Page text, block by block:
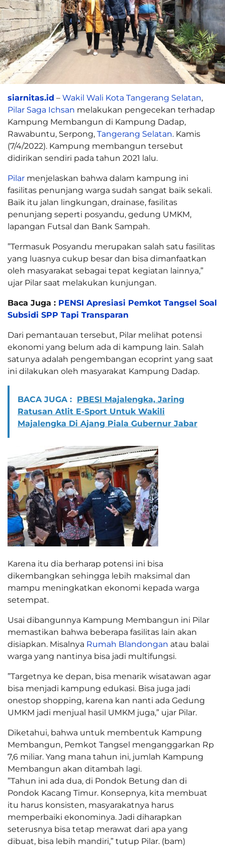
siarnitas.id – Wakil Wali Kota Tangerang Selatan,
Pilar Saga Ichsan melakukan pengecekan terhadap
Kampung Membangun di Kampung Dadap,
Rawabuntu, Serpong, Tangerang Selatan. Kamis
(7/4/2022). Kampung membangun tersebut
didirikan sendiri pada tahun 2021 lalu.
Pilar menjelaskan bahwa dalam kampung ini
fasilitas penunjang warga sudah sangat baik sekali.
Baik itu jalan lingkungan, drainase, fasilitas
penunjang seperti posyandu, gedung UMKM,
lapangan Futsal dan Bank Sampah.
”Termasuk Posyandu merupakan salah satu fasilitas
yang luasnya cukup besar dan bisa dimanfaatkan
oleh masyarakat sebagai tepat kegiatan lainnya,”
ujar Pilar saat melakukan kunjungan.
Baca Juga : PENSI Apresiasi Pemkot Tangsel Soal
Subsidi SPP Tapi Transparan
Dari pemantauan tersebut, Pilar melihat potensi
ekonomi yang belum ada di kampung lain. Salah
satunya adalah pengembangan ecoprint yang saat
ini dilakukan oleh masyarakat Kampung Dadap.
BACA JUGA : PBESI Majalengka, Jaring
Ratusan Atlit E-Sport Untuk Wakili
Majalengka Di Ajang Piala Gubernur Jabar
Karena itu dia berharap potensi ini bisa
dikembangkan sehingga lebih maksimal dan
mampu meningkatkan ekonomi kepada warga
setempat.
Usai dibangunnya Kampung Membangun ini Pilar
memastikan bahwa beberapa fasilitas lain akan
disiapkan. Misalnya Rumah Blandongan atau balai
warga yang nantinya bisa jadi multifungsi.
”Targetnya ke depan, bisa menarik wisatawan agar
bisa menjadi kampung edukasi. Bisa juga jadi
onestop shopping, karena kan nanti ada Gedung
UMKM jadi menjual hasil UMKM juga,” ujar Pilar.
Diketahui, bahwa untuk membentuk Kampung
Membangun, Pemkot Tangsel menganggarkan Rp
7,6 miliar. Yang mana tahun ini, jumlah Kampung
Membangun akan ditambah lagi.
”Tahun ini ada dua, di Pondok Betung dan di
Pondok Kacang Timur. Konsepnya, kita membuat
itu harus konsisten, masyarakatnya harus
memperbaiki ekonominya. Jadi diharapkan
seterusnya bisa tetap merawat dari apa yang
dibuat, bisa lebih mandiri,” tutup Pilar. (bam)